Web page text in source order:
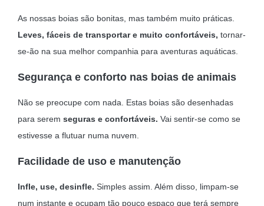
As nossas boias são bonitas, mas também muito práticas.
Leves, fáceis de transportar e muito confortáveis, tornar-
se-ão na sua melhor companhia para aventuras aquáticas.
Segurança e conforto nas boias de animais
Não se preocupe com nada. Estas boias são desenhadas
para serem seguras e confortáveis. Vai sentir-se como se
estivesse a flutuar numa nuvem.
Facilidade de uso e manutenção
Infle, use, desinfle. Simples assim. Além disso, limpam-se
num instante e ocupam tão pouco espaço que terá sempre